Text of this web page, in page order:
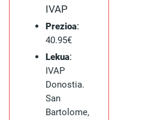
IVAP
Prezioa:
40.95€
Lekua:
IVAP
Donostia.
San
Bartolome,